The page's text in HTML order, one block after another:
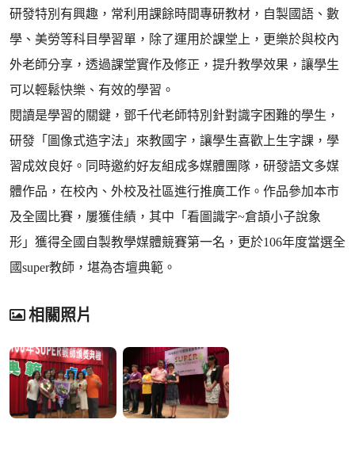
研發特別有興趣，常利用課餘時間專研教材，自製國語、數
學、美勞等科目學習單，除了運用於課堂上，更樂於與校內
外老師分享，透過課堂實作及修正，提升教學效果，讓學生
可以輕鬆快樂、有效的學習。
閱讀是學習的關鍵，鄧千代老師特別針對識字困難的學生，
研發「圖像式造字法」來教國字，讓學生喜歡上生字課，學
習成效良好。同時邀約好友組成多媒體團隊，研發語文多媒
體作品，在校內、外校及社區進行推廣工作。作品參加本市
及全國比賽，屢獲佳績，其中「看圖識字~倉頡小子說象
形」獲得全國自製教學媒體競賽第一名，更於106年度當選全
國super教師，堪為杏壇典範。
相關照片